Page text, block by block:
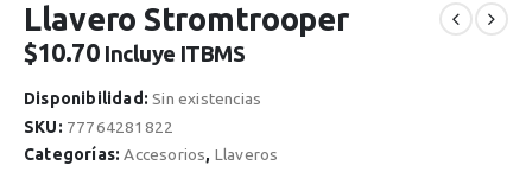
Llavero Stromtrooper
$10.70 Incluye ITBMS
Disponibilidad:Sin existencias
SKU: 77764281822
Categorías:Accesorios, Llaveros